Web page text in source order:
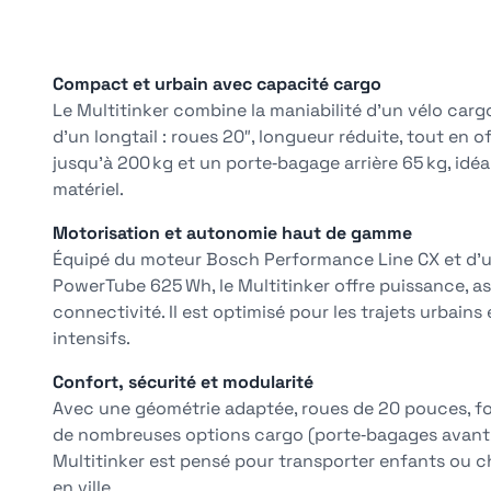
Compact et urbain avec capacité cargo
Le Multitinker combine la maniabilité d’un vélo
d’un longtail : roues 20″, longueur réduite, tout en
jusqu’à 200 kg et un porte‑bagage arrière 65 kg,
matériel.
Motorisation et autonomie haut de gamme
Équipé du moteur Bosch Performance Line CX et
PowerTube 625 Wh, le Multitinker offre puissance,
connectivité. Il est optimisé pour les trajets urbains
intensifs.
Confort, sécurité et modularité
Avec une géométrie adaptée, roues de 20 pouces,
de nombreuses options cargo (porte‑bagages
Multitinker est pensé pour transporter enfants ou